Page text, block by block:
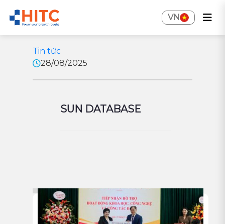
VN
Tin tức
28/08/2025
SUN DATABASE